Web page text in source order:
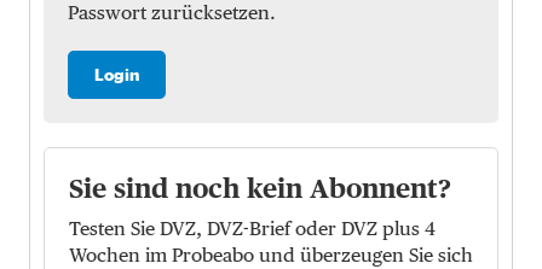
Passwort zurücksetzen.
Login
Sie sind noch kein Abonnent?
Testen Sie DVZ, DVZ-Brief oder DVZ plus 4
Wochen im Probeabo und überzeugen Sie sich